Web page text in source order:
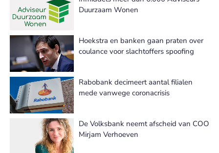
Duurzaam Wonen
Hoekstra en banken gaan praten over
coulance voor slachtoffers spoofing
Rabobank decimeert aantal filialen
mede vanwege coronacrisis
De Volksbank neemt afscheid van COO
Mirjam Verhoeven